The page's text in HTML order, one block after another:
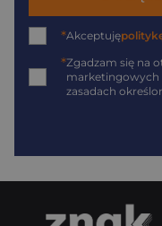
*Akceptuję
*Zgadzam się na
marketingowych
zasadach